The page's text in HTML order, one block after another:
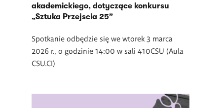
akademickiego, dotyczące konkursu
„Sztuka Przejscia 25”
Spotkanie odbędzie się we wtorek 3 marca
2026 r., o godzinie 14:00 w sali 410CSU (Aula
CSU.CI)